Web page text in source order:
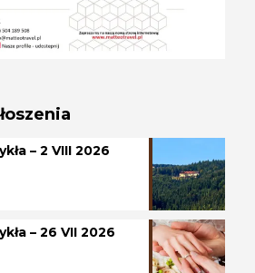
– 2 VIII 2026
– 26 VII 2026